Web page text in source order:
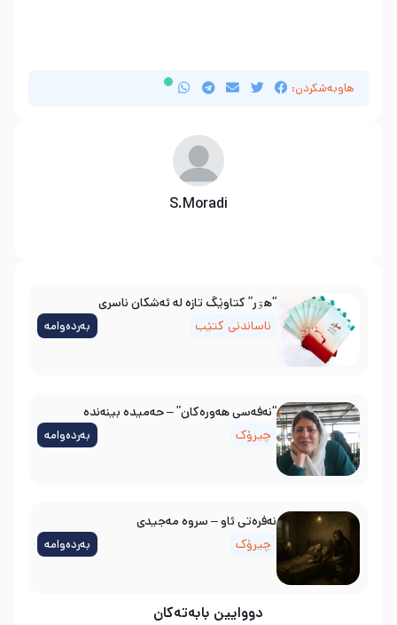
هاوبەشکردن:
S.Moradi
دووایین بابەتەکان
“هۊر” کتاوێگ تازە لە ئەشکان ناسری
ناساندنی کتێب
بەردەوامە
“نەفەسی هەورەکان” – حەمیدە بینەندە
چیرۆک
بەردەوامە
نه‌فره‌تی ئاو – سروه‌ مه‌جیدی
چیرۆک
بەردەوامە